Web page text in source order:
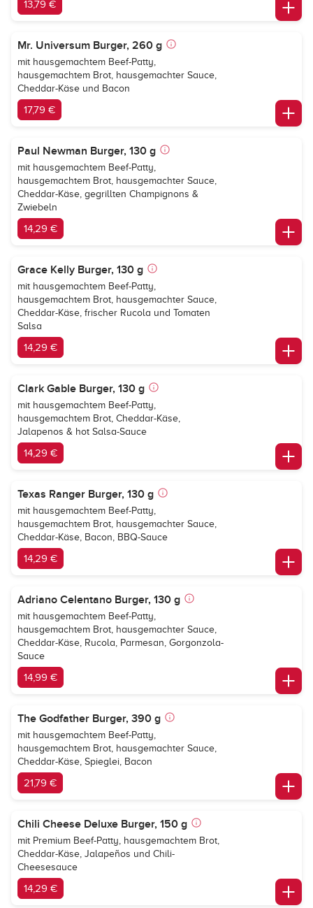
13,79 €
Mr. Universum Burger, 260 g
mit hausgemachtem Beef-Patty,
hausgemachtem Brot, hausgemachter Sauce,
Cheddar-Käse und Bacon
17,79 €
Paul Newman Burger, 130 g
mit hausgemachtem Beef-Patty,
hausgemachtem Brot, hausgemachter Sauce,
Cheddar-Käse, gegrillten Champignons &
Zwiebeln
14,29 €
Grace Kelly Burger, 130 g
mit hausgemachtem Beef-Patty,
hausgemachtem Brot, hausgemachter Sauce,
Cheddar-Käse, frischer Rucola und Tomaten
Salsa
14,29 €
Clark Gable Burger, 130 g
mit hausgemachtem Beef-Patty,
hausgemachtem Brot, Cheddar-Käse,
Jalapenos & hot Salsa-Sauce
14,29 €
Texas Ranger Burger, 130 g
mit hausgemachtem Beef-Patty,
hausgemachtem Brot, hausgemachter Sauce,
Cheddar-Käse, Bacon, BBQ-Sauce
14,29 €
Adriano Celentano Burger, 130 g
mit hausgemachtem Beef-Patty,
hausgemachtem Brot, hausgemachter Sauce,
Cheddar-Käse, Rucola, Parmesan, Gorgonzola-
Sauce
14,99 €
The Godfather Burger, 390 g
mit hausgemachtem Beef-Patty,
hausgemachtem Brot, hausgemachter Sauce,
Cheddar-Käse, Spieglei, Bacon
21,79 €
Chili Cheese Deluxe Burger, 150 g
mit Premium Beef-Patty, hausgemachtem Brot,
Cheddar-Käse, Jalapeños und Chili-
Cheesesauce
14,29 €